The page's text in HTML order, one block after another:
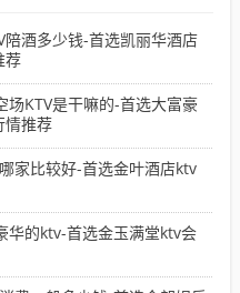
陪酒多少钱-首选凯丽华酒店
荐
场KTV是干嘛的-首选大富豪
情推荐
家比较好-首选金叶酒店ktv
华的ktv-首选金玉满堂ktv会